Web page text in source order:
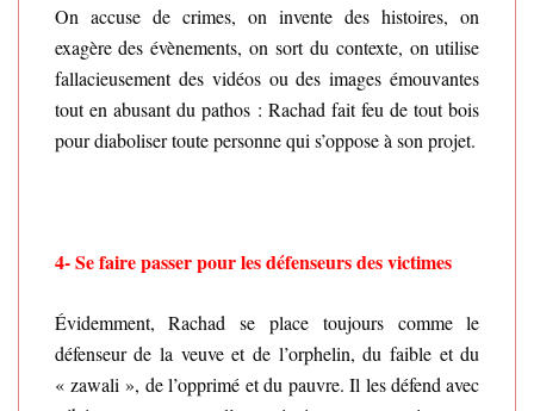
On accuse de crimes, on invente des histoires, on
exagère des évènements, on sort du contexte, on utilise
fallacieusement des vidéos ou des images émouvantes
tout en abusant du pathos : Rachad fait feu de tout bois
pour diaboliser toute personne qui s’oppose à son projet.
4-Se faire passer pour les défenseurs des victimes
Évidemment, Rachad se place toujours comme le
défenseur de la veuve et de l’orphelin, du faible et du
« zawali », de l’opprimé et du pauvre. Il les défend avec